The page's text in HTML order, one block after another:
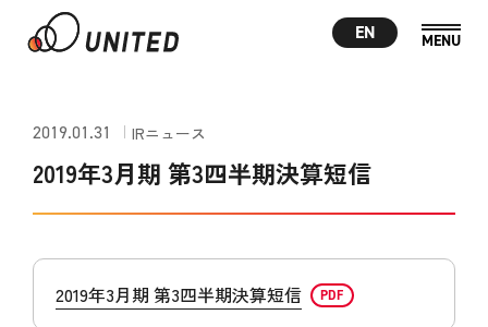
EN
2019.01.31 IRニュース
2019年3月期 第3四半期決算短信
2019年3月期 第3四半期決算短信